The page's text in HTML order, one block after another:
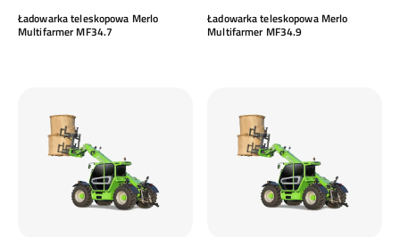
Ładowarka teleskopowa Merlo
Multifarmer MF34.7
Ładowarka teleskopowa Merlo
Multifarmer MF34.9